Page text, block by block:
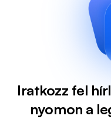
Iratkozz fel
nyomon a